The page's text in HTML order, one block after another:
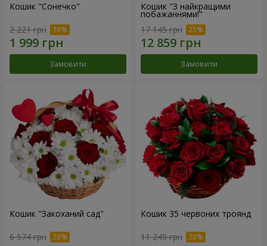
Кошик "Сонечко"
2 221 грн
Замовити
Кошик "З найкращими
побажаннями!"
17 145 грн
Замовити
Кошик "Закоханий сад"
6 574 грн
Кошик 35 червоних троянд
11 249 грн